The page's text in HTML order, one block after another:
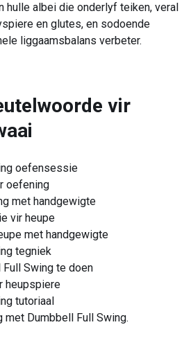
hulle albei die onderlyf teiken, veral
en glutes, en sodoende
liggaamsbalans verbeter.
vir
oefensessie
oefening
met handgewigte
vir heupe
met handgewigte
tegniek
Swing te doen
heupspiere
tutoriaal
met Dumbbell Full Swing.